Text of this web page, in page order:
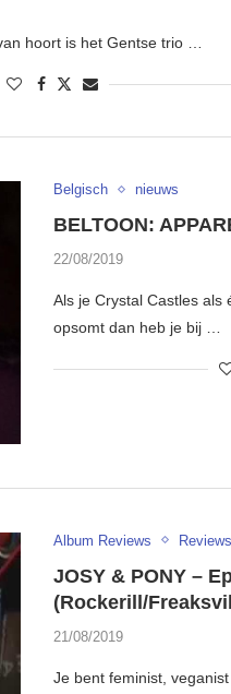
hoort is het Gentse trio …
Belgisch nieuws
BELTOON:
22/08/2019
Als je Crystal Castles als
opsomt dan heb je bij …
Album Reviews Reviews
JOSY & PONY –
(Rockerill/
21/08/2019
Je bent feminist,